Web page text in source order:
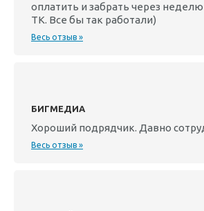
оплатить и забрать через
ТК. Все бы так работали)
Весь отзыв »
БИГМЕДИА
Хороший подрядчик. Давно
Весь отзыв »